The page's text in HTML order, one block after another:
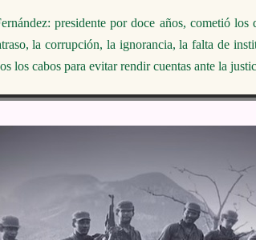
presidente por doce años, cometió los
la corrupción, la ignorancia, la falta de
los cabos para evitar rendir cuentas ante la